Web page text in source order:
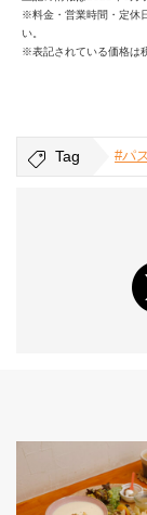
※料金・営業時間・定休
い。
※表記されている価格は
Tag #パ